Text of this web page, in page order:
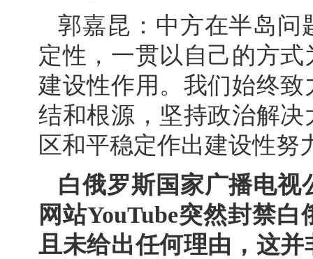
郭嘉昆：中方在半岛问
定性，一贯以自己的方
建设性作用。我们始终
结和根源，坚持政治解
区和平稳定作出建设性努
白俄罗斯国家广播电
网站YouTube突然封禁
且未给出任何理由，这